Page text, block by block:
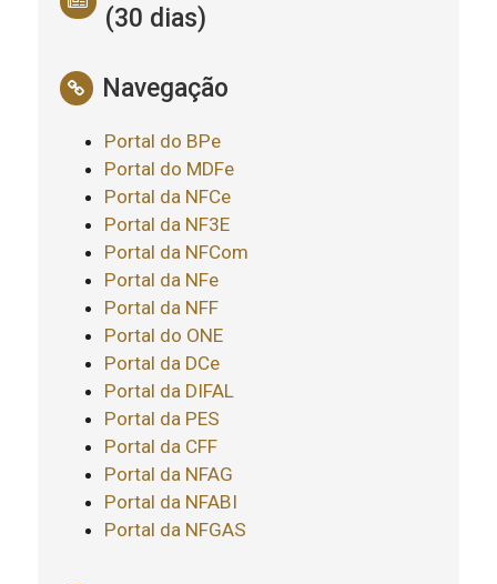
(30 dias)
Navegação
Portal do BPe
Portal do MDFe
Portal da NFCe
Portal da NF3E
Portal da NFCom
Portal da NFe
Portal da NFF
Portal do ONE
Portal da DCe
Portal da DIFAL
Portal da PES
Portal da CFF
Portal da NFAG
Portal da NFABI
Portal da NFGAS